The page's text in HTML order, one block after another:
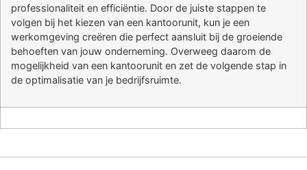
professionaliteit en efficiëntie. Door de juiste stappen te
volgen bij het kiezen van een kantoorunit, kun je een
werkomgeving creëren die perfect aansluit bij de groeiende
behoeften van jouw onderneming. Overweeg daarom de
mogelijkheid van een kantoorunit en zet de volgende stap in
de optimalisatie van je bedrijfsruimte.